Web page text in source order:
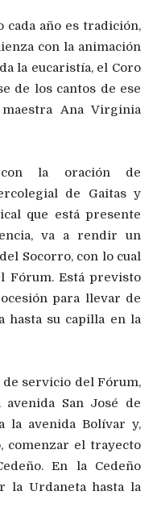
cada año es tradición,
con la animación
la eucaristía, el Coro
de los cantos de ese
Ana Virginia
la oración de
de Gaitas y
que está presente
va a rendir un
Socorro, con lo cual
Fórum. Está previsto
para llevar de
hasta su capilla en la
servicio del Fórum,
San José de
la avenida Bolívar y,
comenzar el trayecto
En la Cedeño
la Urdaneta hasta la